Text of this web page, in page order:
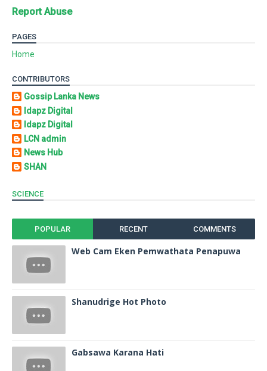
Report Abuse
PAGES
Home
CONTRIBUTORS
Gossip Lanka News
Idapz Digital
Idapz Digital
LCN admin
News Hub
SHAN
SCIENCE
POPULAR RECENT COMMENTS
Web Cam Eken Pemwathata Penapuwa
Shanudrige Hot Photo
Gabsawa Karana Hati